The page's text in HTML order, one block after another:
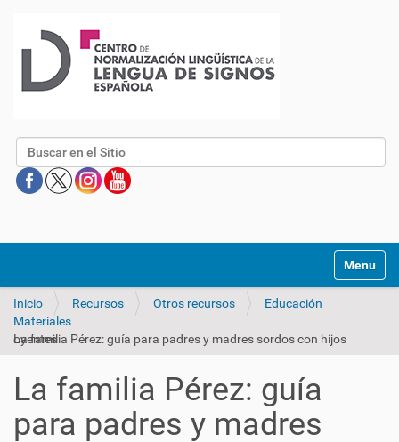
Buscar
Mostrar/
Inicio Recursos Otros recursos
Educación
Materiales
La familia Pérez: guía para padres y madres sordos con hijos oyentes
La familia Pérez: guía
para padres y madres